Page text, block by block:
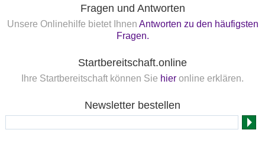
Fragen und Antworten
Unsere Onlinehilfe bietet Ihnen Antworten zu den häufigsten
Fragen.
Startbereitschaft.online
Ihre Startbereitschaft können Sie hier online erklären.
Newsletter bestellen